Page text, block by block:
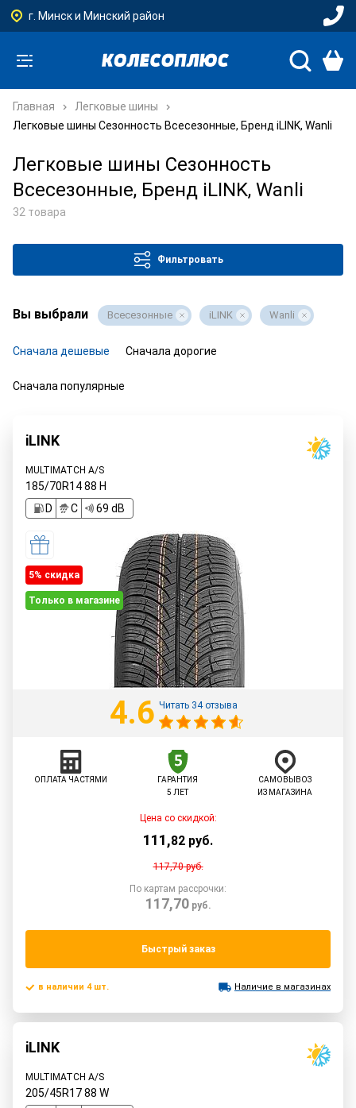
г. Минск и Минский район
Главная
Легковые шины
Легковые шины Сезонность Всесезонные, Бренд iLINK, Wanli
Легковые шины Сезонность
Всесезонные, Бренд iLINK, Wanli
32 товара
Фильтровать
Вы выбрали Всесезонные iLINK Wanli
Сначала дешевые Сначала дорогие
Сначала популярные
iLINK
MULTIMATCH A/S
185/70R1488 H
D
C 69 dB
5% cкидка
Только в магазине
4.6 Читать 34 отзыва
ОПЛАТА ЧАСТЯМИ
ГАРАНТИЯ
5 ЛЕТ
САМОВЫВОЗ
ИЗ МАГАЗИНА
Цена со скидкой:
111,82 руб.
117,70руб.
По картам рассрочки:
117,70руб.
Быстрый заказ
в наличии 4 шт. Наличие в магазинах
iLINK
MULTIMATCH A/S
205/45R1788 W